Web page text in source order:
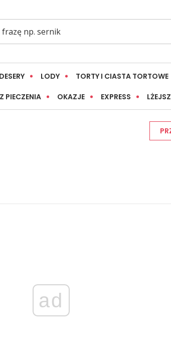
DESERY LODY TORTY I CIASTA TORTOWE
PIECZENIA OKAZJE EXPRESS
ad